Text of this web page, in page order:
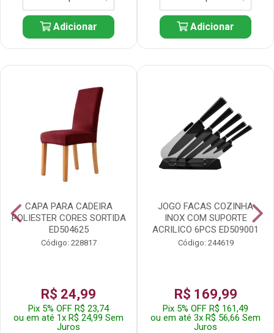
Adicionar Adicionar
CAPA PARA CADEIRA
POLIESTER CORES SORTIDA
ED504625
Código: 228817
R$ 24,99
Pix 5% OFF R$ 23,74
ou em até 1x R$ 24,99 Sem
Juros
JOGO FACAS COZINHA
INOX COM SUPORTE
ACRILICO 6PCS ED509001
Código: 244619
R$ 169,99
Pix 5% OFF R$ 161,49
ou em até 3x R$ 56,66 Sem
Juros